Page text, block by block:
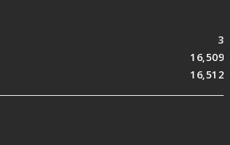
3
16,509
16,512